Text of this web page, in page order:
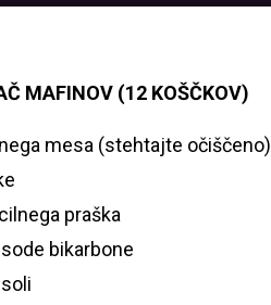
MAFINOV (12 KOŠČKOV)
mesa (stehtajte očiščeno)
praška
bikarbone